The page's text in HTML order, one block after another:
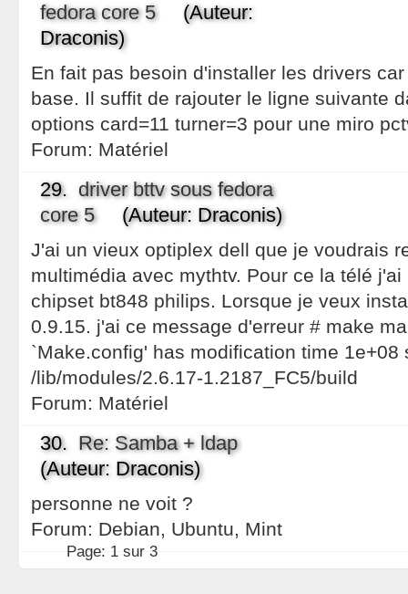
fedora core 5(Auteur:
Draconis)
En fait pas besoin d'installer les drivers
base. Il suffit de rajouter le ligne suivante
options card=11 turner=3 pour une miro
Forum: Matériel
29. driver bttv sous fedora
core 5(Auteur: Draconis)
J'ai un vieux optiplex dell que je voudrais
multimédia avec mythtv. Pour ce la télé
chipset bt848 philips. Lorsque je veux
0.9.15. j'ai ce message d'erreur # make
`Make.config' has modification time 1e+08
/lib/modules/2.6.17-1.2187_FC5/build
Forum: Matériel
30. Re: Samba + ldap
(Auteur: Draconis)
personne ne voit ?
Forum: Debian, Ubuntu, Mint
Page: 1 sur 3